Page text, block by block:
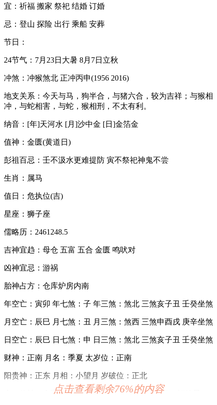
宜：祈福 搬家 祭祀 结婚 订婚
忌：登山 探险 出行 乘船 安葬
节日：
24节气：7月23日大暑 8月7日立秋
冲煞：冲猴煞北 正冲丙申(1956 2016)
地支关系：今天与马，狗半合，与猪六合，较为吉祥；与猴相
冲，与蛇相害，与蛇，猴相刑，不太有利。
纳音：[年]天河水 [月]沙中金 [日]金箔金
值神：金匮(黄道日)
彭祖百忌：壬不汲水更难提防 寅不祭祀神鬼不尝
生肖：属马
值日：危执位(吉)
星座：狮子座
儒略历：2461248.5
吉神宜趋：母仓 五富 五合 金匮 鸣吠对
凶神宜忌：游祸
胎神占方：仓库炉房内南
年空亡：寅卯 年七煞：子 年三煞：煞北 三煞亥子丑 壬癸坐煞
月空亡：辰巳 月七煞：丑 月三煞：煞西 三煞申酉戌 庚辛坐煞
日空亡：辰巳 日七煞：申 日三煞：煞北 三煞亥子丑 壬癸坐煞
财神：正南 月名：季夏 太岁位：正南
阳贵神：正东 月相：小望月 岁破位：正北
十二值神：金匮 — 吉：俗称“大黄道日”。古籍云：福德星，
点击查看剩余76%的内容